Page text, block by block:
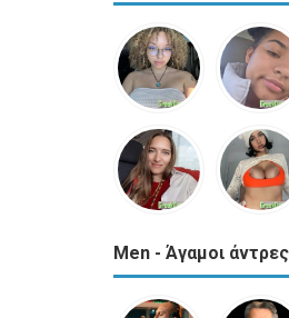
Men - Άγαμοι άντρες